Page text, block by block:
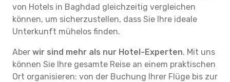
von Hotels in Baghdad gleichzeitig vergleichen
können, um sicherzustellen, dass Sie Ihre ideale
Unterkunft mühelos finden.
Aber wir sind mehr als nur Hotel-Experten. Mit uns
können Sie Ihre gesamte Reise an einem praktischen
Ort organisieren: von der Buchung Ihrer Flüge bis zur